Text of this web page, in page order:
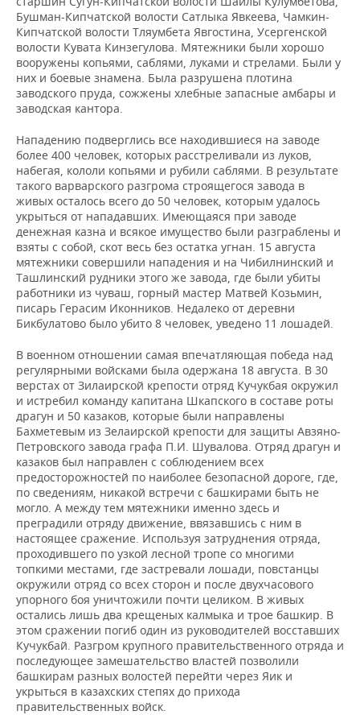
Бушман-Кипчатской волости Сатлыка Явкеева, Чамкин-
Кипчатской волости Тляумбета Явгостина, Усергенской
волости Кувата Кинзегулова. Мятежники были хорошо
вооружены копьями, саблями, луками и стрелами. Были у
них и боевые знамена. Была разрушена плотина
заводского пруда, сожжены хлебные запасные амбары и
заводская кантора.
Нападению подверглись все находившиеся на заводе
более 400 человек, которых расстреливали из луков,
набегая, кололи копьями и рубили саблями. В результате
такого варварского разгрома строящегося завода в
живых осталось всего до 50 человек, которым удалось
укрыться от нападавших. Имеющаяся при заводе
денежная казна и всякое имущество были разграблены и
взяты с собой, скот весь без остатка угнан. 15 августа
мятежники совершили нападения и на Чибилнинский и
Ташлинский рудники этого же завода, где были убиты
работники из чуваш, горный мастер Матвей Козьмин,
писарь Герасим Иконников. Недалеко от деревни
Бикбулатово было убито 8 человек, уведено 11 лошадей.
В военном отношении самая впечатляющая победа над
регулярными войсками была одержана 18 августа. В 30
верстах от Зилаирской крепости отряд Кучукбая окружил
и истребил команду капитана Шкапского в составе роты
драгун и 50 казаков, которые были направлены
Бахметевым из Зелаирской крепости для защиты Авзяно-
Петровского завода графа П.И. Шувалова. Отряд драгун и
казаков был направлен с соблюдением всех
предосторожностей по наиболее безопасной дороге, где,
по сведениям, никакой встречи с башкирами быть не
могло. А между тем мятежники именно здесь и
преградили отряду движение, ввязавшись с ним в
настоящее сражение. Используя затруднения отряда,
проходившего по узкой лесной тропе со многими
топкими местами, где застревали лошади, повстанцы
окружили отряд со всех сторон и после двухчасового
упорного боя уничтожили почти целиком. В живых
остались лишь два крещеных калмыка и трое башкир. В
этом сражении погиб один из руководителей восставших
Кучукбай. Разгром крупного правительственного отряда и
последующее замешательство властей позволили
башкирам разных волостей перейти через Яик и
укрыться в казахских степях до прихода
правительственных войск.